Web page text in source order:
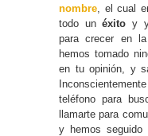
nombre, el cual
todo unéxito y
para crecer en
hemos tomado
en tu opinión, y
teléfono para
llamarte para
y hemos seguido